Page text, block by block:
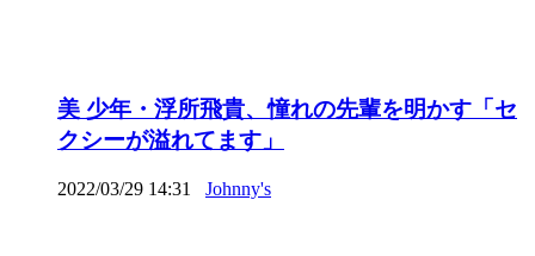
美 少年・浮所飛貴、憧れの先輩を明かす「セ
クシーが溢れてます」
2022/03/29 14:31 Johnny's